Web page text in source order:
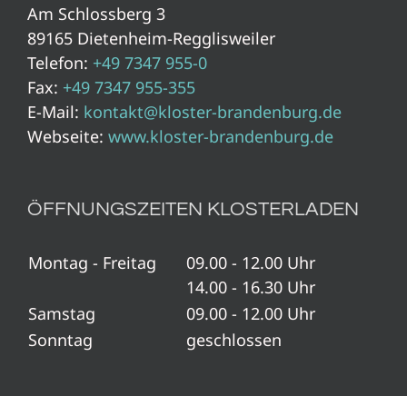
Am Schlossberg 3
89165 Dietenheim-Regglisweiler
Telefon: +49 7347 955-0
Fax: +49 7347 955-355
E-Mail: kontakt@kloster-brandenburg.de
Webseite: www.kloster-brandenburg.de
ÖFFNUNGSZEITEN KLOSTERLADEN
Montag - Freitag
09.00 - 12.00 Uhr
14.00 - 16.30 Uhr
Samstag
09.00 - 12.00 Uhr
Sonntag
geschlossen